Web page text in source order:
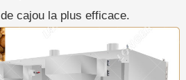
cajou la plus efficace.